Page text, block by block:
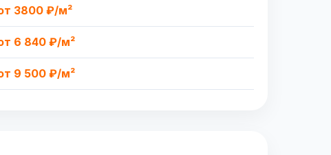
3800 ₽/м²
6 840 ₽/м²
9 500 ₽/м²